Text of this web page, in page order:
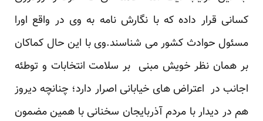
کسانی قرار داده که با نگارش نامه به وی در واقع اورا
مسئول حوادث کشور می شناسند.وی با این حال کماکان
بر همان نظر خویش مبنی بر سلامت انتخابات و توطئه
اجانب در اعتراض های خیابانی اصرار دارد؛ چنانچه دیروز
هم در دیدار با مردم آذربایجان سخنانی با همین مضمون